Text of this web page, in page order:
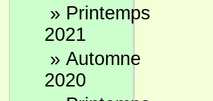
» Printemps
2021
» Automne
2020